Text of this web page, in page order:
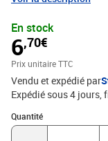
selon la norme ISO
résistante à l'usure
écrit proprement et
stable et il est
concept Plug+Play.
En stock
6,70€
Prix unitaire TTC
Vendu et expédié par
Expédié sous 4 jours,
Quantité
Quantité : 1